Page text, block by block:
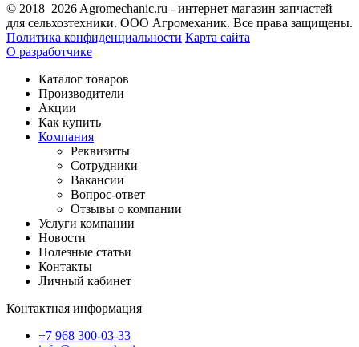
© 2018–2026 Agromechanic.ru - интернет магазин запчастей
для сельхозтехники. ООО Агромеханик. Все права защищены.
Политика конфиденциальности Карта сайта
О разработчике
Каталог товаров
Производители
Акции
Как купить
Компания
Реквизиты
Сотрудники
Вакансии
Вопрос-ответ
Отзывы о компании
Услуги компании
Новости
Полезные статьи
Контакты
Личный кабинет
Контактная информация
+7 968 300-03-33